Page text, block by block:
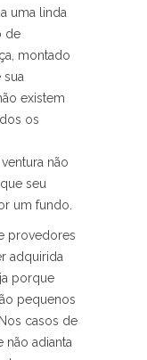
uma linda
de
montado
sua
existem
os
não
seu
um fundo.
provedores
adquirida
porque
pequenos
casos de
não adianta